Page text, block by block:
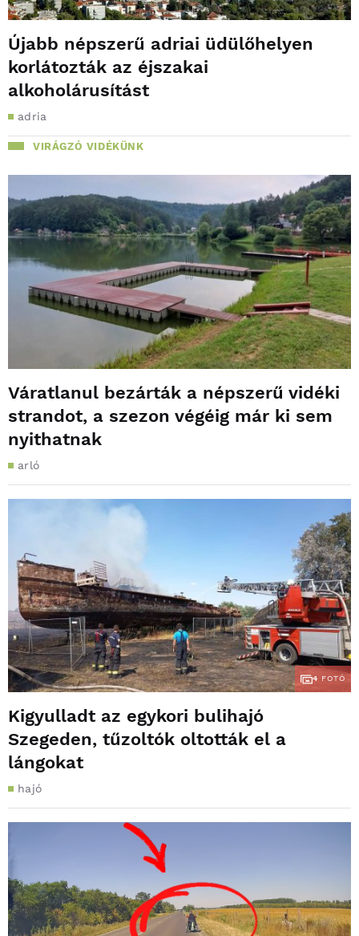
Újabb népszerű adriai üdülőhelyen
korlátozták az éjszakai
alkoholárusítást
adria
VIRÁGZÓ VIDÉKÜNK
Váratlanul bezárták a népszerű vidéki
strandot, a szezon végéig már ki sem
nyithatnak
arló
4 FOTÓ
Kigyulladt az egykori bulihajó
Szegeden, tűzoltók oltották el a
lángokat
hajó